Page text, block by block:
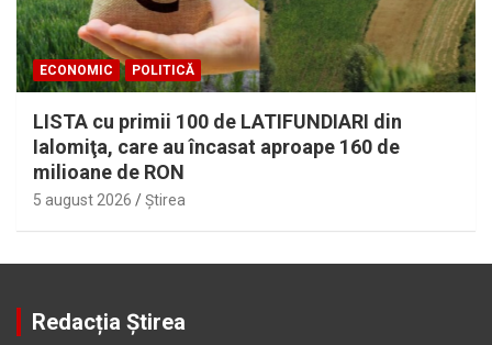
ECONOMIC POLITICĂ
LISTA cu primii 100 de LATIFUNDIARI din
Ialomiţa, care au încasat aproape 160 de
milioane de RON
5 august 2026 Ştirea
Redacția Știrea